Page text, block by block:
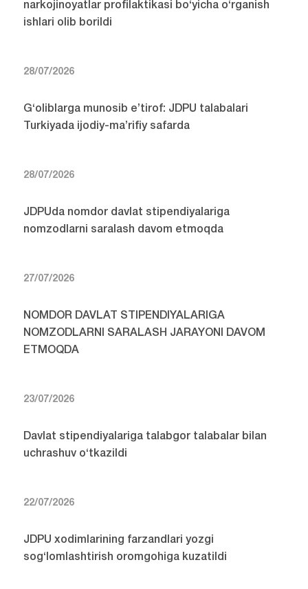
narkojinoyatlar profilaktikasi bo‘yicha o‘rganish
ishlari olib borildi
28/07/2026
G‘oliblarga munosib e’tirof: JDPU talabalari
Turkiyada ijodiy-ma’rifiy safarda
28/07/2026
JDPUda nomdor davlat stipendiyalariga
nomzodlarni saralash davom etmoqda
27/07/2026
NOMDOR DAVLAT STIPENDIYALARIGA
NOMZODLARNI SARALASH JARAYONI DAVOM
ETMOQDA
23/07/2026
Davlat stipendiyalariga talabgor talabalar bilan
uchrashuv o‘tkazildi
22/07/2026
JDPU xodimlarining farzandlari yozgi
sog‘lomlashtirish oromgohiga kuzatildi